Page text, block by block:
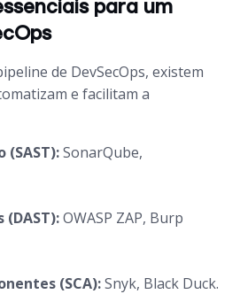
para um
de DevSecOps, existem
e facilitam a
(SAST):SonarQube,
OWASP ZAP, Burp
(SCA):Snyk, Black Duck.